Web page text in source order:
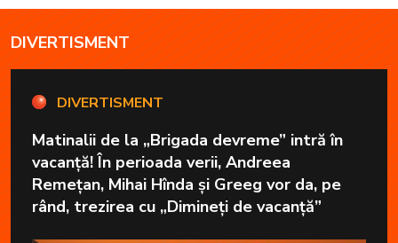
DIVERTISMENT
DIVERTISMENT
Matinalii de la „Brigada devreme” intră în
vacanță! În perioada verii, Andreea
Remețan, Mihai Hînda și Greeg vor da, pe
rând, trezirea cu „Dimineți de vacanță”